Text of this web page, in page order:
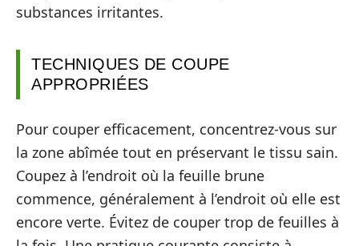
substances irritantes.
TECHNIQUES DE COUPE
APPROPRIÉES
Pour couper efficacement, concentrez-vous sur
la zone abîmée tout en préservant le tissu sain.
Coupez à l’endroit où la feuille brune
commence, généralement à l’endroit où elle est
encore verte. Évitez de couper trop de feuilles à